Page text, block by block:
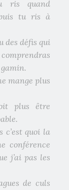
ris quand
tu ris à
des défis qui
mange plus
plus être
c’est quoi la
conférence
j’ai pas les
de culs